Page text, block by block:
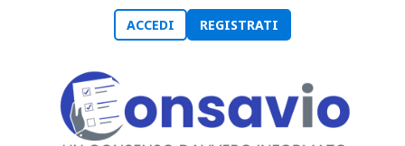
ACCEDI REGISTRATI